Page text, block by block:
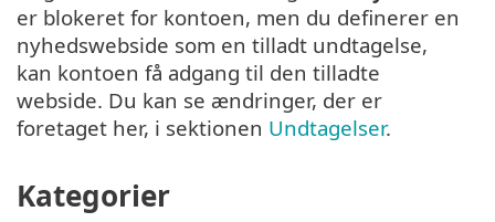
er blokeret for kontoen, men du definerer en
nyhedswebside som en tilladt undtagelse,
kan kontoen få adgang til den tilladte
webside. Du kan se ændringer, der er
foretaget her, i sektionen Undtagelser.
Kategorier